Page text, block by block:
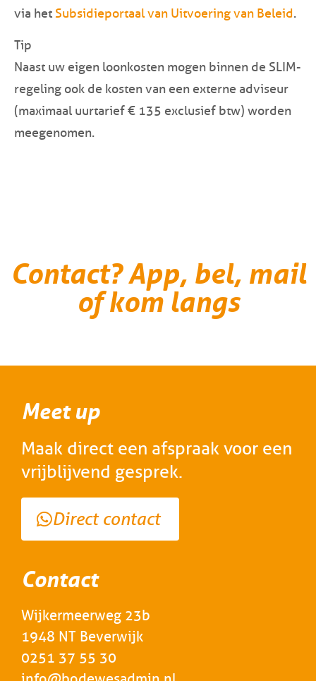
via het Subsidieportaal van Uitvoering van Beleid.
Tip
Naast uw eigen loonkosten mogen binnen de SLIM-
regeling ook de kosten van een externe adviseur
(maximaal uurtarief € 135 exclusief btw) worden
meegenomen.
Contact? App, bel, mail
of kom langs
Meet up
Maak direct een afspraak voor een
vrijblijvend gesprek.
Direct contact
Contact
Wijkermeerweg 23b
1948 NT Beverwijk
0251 37 55 30